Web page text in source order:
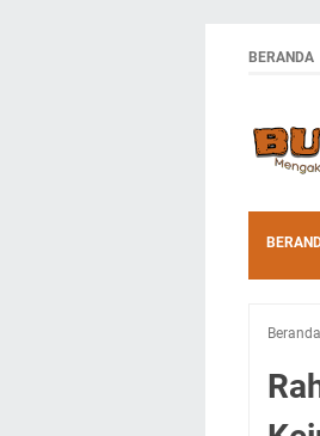
BERANDA
Beranda